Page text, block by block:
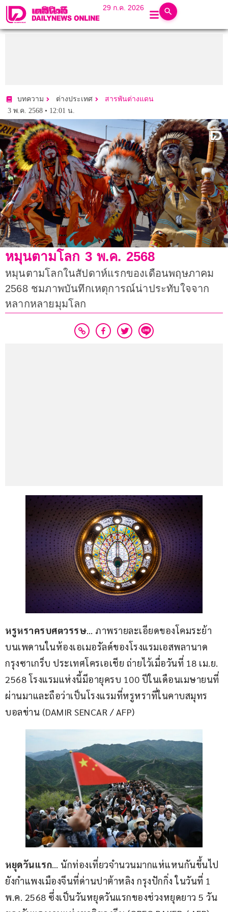
29 ก.ค. 2026
บทความ ต่างประเทศ
สารพันต่างแดน
3 พ.ค. 2568 • 12:01 น.
หมุนตามโลก 3 พ.ค. 2568
หมุนตามโลกในสัปดาห์แรกของเดือนพฤษภาคม
2568 ชมภาพบันทึกเหตุการณ์น่าประทับใจจาก
หลากหลายมุมโลก
หรูหราครบศตวรรษ… ภาพรายละเอียดของโคมระย้า
บนเพดานในห้องเอเมอรัลด์ของโรงแรมเอสพลานาด
กรุงซาเกร็บ ประเทศโครเอเชีย ถ่ายไว้เมื่อวันที่ 18 เม.ย.
2568 โรงแรมแห่งนี้มีอายุครบ 100 ปีในเดือนเมษายนที่
ผ่านมาและถือว่าเป็นโรงแรมที่หรูหราที่ในคาบสมุทร
บอลข่าน (DAMIR SENCAR / AFP)
หยุดวันแรก… นักท่องเที่ยวจำนวนมากแห่แหนกันขึ้นไป
ยังกำแพงเมืองจีนที่ด่านปาต้าหลิง กรุงปักกิ่ง ในวันที่ 1
พ.ค. 2568 ซึ่งเป็นวันหยุดวันแรกของช่วงหยุดยาว 5 วัน